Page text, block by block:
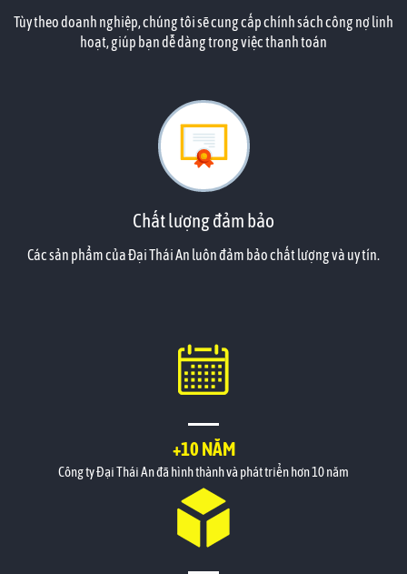
Tùy theo doanh nghiệp, chúng tôi sẽ cung cấp chính sách công nợ linh
hoạt, giúp bạn dễ dàng trong việc thanh toán
Chất lượng đảm bảo
Các sản phẩm của Đại Thái An luôn đảm bảo chất lượng và uy tín.
+10 NĂM
Công ty Đại Thái An đã hình thành và phát triển hơn 10 năm